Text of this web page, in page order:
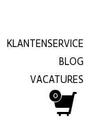
KLANTENSERVICE
BLOG
VACATURES
0